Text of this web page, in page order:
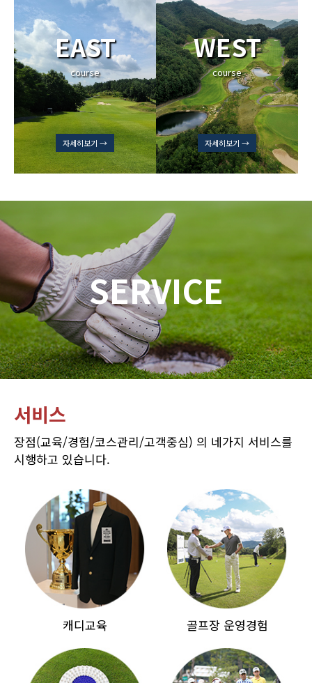
EAST
course
자세히보기 →
WEST
course
자세히보기 →
SERVICE
서비스
장점(교육/경험/코스관리/고객중심) 의 네가지 서비스를
시행하고 있습니다.
캐디교육 골프장 운영경험